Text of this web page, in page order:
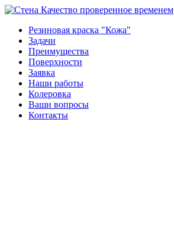
Качество проверенное временем
Резиновая краска "Кожа"
Задачи
Преимущества
Поверхности
Заявка
Наши работы
Колеровка
Ваши вопросы
Контакты